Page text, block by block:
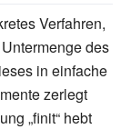
Verfahren,
des
in einfache
zerlegt
„finit“ hebt